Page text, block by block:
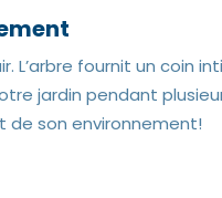
L’arbre fournit un coin
jardin pendant
de son environnement!